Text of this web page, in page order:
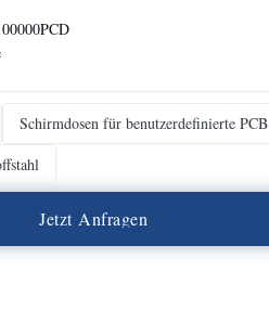
Schirmdosen für benutzerdefinierte PCB
Jetzt Anfragen